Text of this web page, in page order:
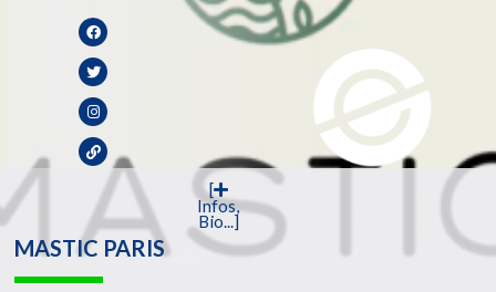
[
Infos,
Bio...]
MASTIC PARIS